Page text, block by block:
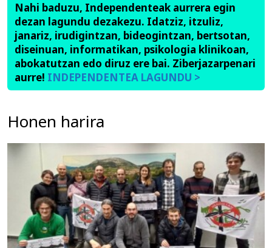
Nahi baduzu, Independenteak aurrera egin
dezan lagundu dezakezu. Idatziz, itzuliz,
janariz, irudigintzan, bideogintzan, bertsotan,
diseinuan, informatikan, psikologia klinikoan,
abokatutzan edo diruz ere bai. Ziberjazarpenari
aurre! INDEPENDENTEA LAGUNDU >
Honen harira